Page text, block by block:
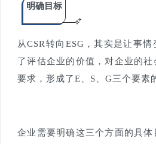
明确目标
从CSR转向ESG，其实是让事
了评估企业的价值，对企业的
要求，形成了E、S、G三个要素
企业需要明确这三个方面的具